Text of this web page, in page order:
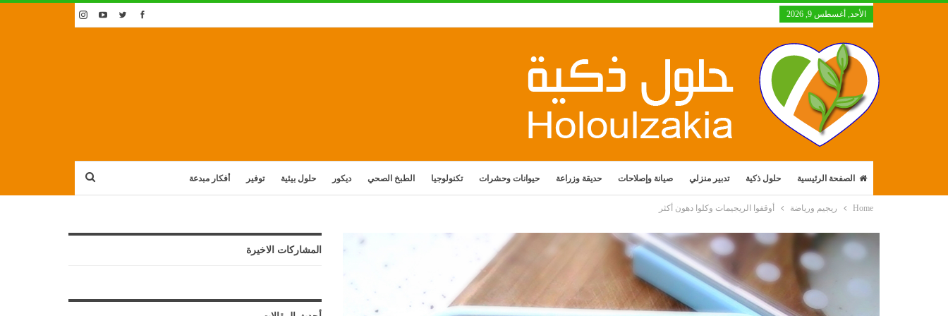
الأحد, أغسطس 9, 2026
الصفحة الرئيسية حلول ذكية تدبير منزلي صيانة وإصلاحات حديقة وزراعة حيوانات وحشرات تكنولوجيا الطبخ الصحي ديكور حلول بيئية توفير أفكار مبدعة
Home ريجيم ورياضة أوقفوا الريجيمات وكلوا دهون أكثر
المشاركات الاخيرة